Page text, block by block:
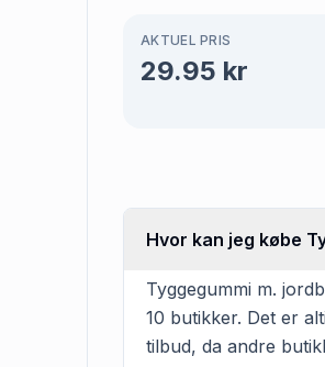
AKTUEL PRIS
29.95 kr
Hvor kan jeg købe
Tyggegummi m.
10 butikker. Det er
tilbud, da andre